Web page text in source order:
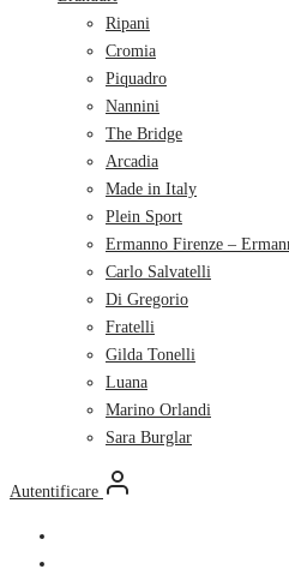
Ripani
Cromia
Piquadro
Nannini
The Bridge
Arcadia
Made in Italy
Plein Sport
Ermanno Firenze –
Carlo Salvatelli
Di Gregorio
Fratelli
Gilda Tonelli
Luana
Marino Orlandi
Sara Burglar
Autentificare